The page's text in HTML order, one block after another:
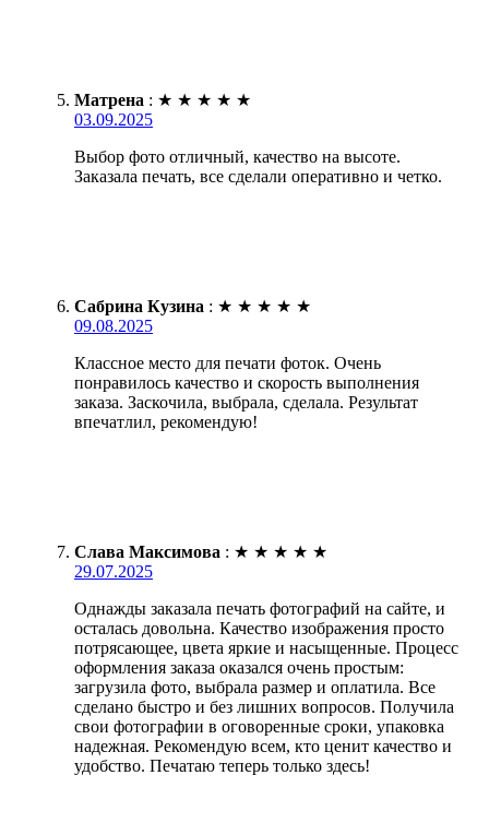
Матрена : ★ ★ ★ ★ ★
03.09.2025
Выбор фото отличный, качество на высоте.
Заказала печать, все сделали оперативно и четко.
Сабрина Кузина : ★ ★ ★ ★ ★
09.08.2025
Классное место для печати фоток. Очень
понравилось качество и скорость выполнения
заказа. Заскочила, выбрала, сделала. Результат
впечатлил, рекомендую!
Слава Максимова : ★ ★ ★ ★ ★
29.07.2025
Однажды заказала печать фотографий на сайте, и
осталась довольна. Качество изображения просто
потрясающее, цвета яркие и насыщенные. Процесс
оформления заказа оказался очень простым:
загрузила фото, выбрала размер и оплатила. Все
сделано быстро и без лишних вопросов. Получила
свои фотографии в оговоренные сроки, упаковка
надежная. Рекомендую всем, кто ценит качество и
удобство. Печатаю теперь только здесь!